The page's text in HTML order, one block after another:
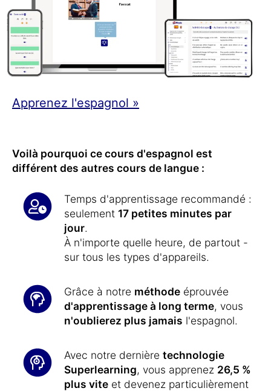
Apprenez l'espagnol »
Voilà pourquoi ce cours d'espagnol est
différent des autres cours de langue :
Temps d'apprentissage recommandé :
seulement 17 petites minutes par
jour.
À n'importe quelle heure, de partout -
sur tous les types d'appareils.
Grâce à notre méthode éprouvée
d'apprentissage à long terme, vous
n'oublierez plus jamais l'espagnol.
Avec notre dernière technologie
Superlearning, vous apprenez 26,5 %
plus vite et devenez particulièrement